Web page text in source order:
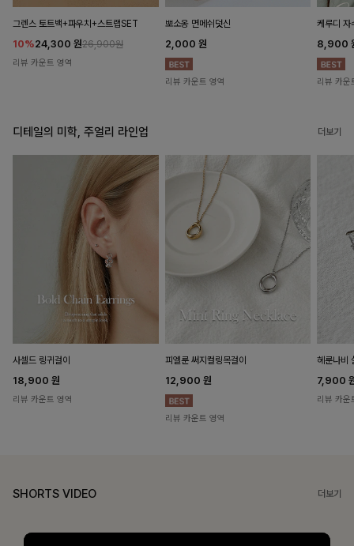
그렌스 토트백+파우치+스트랩SET
10%24,300 원26,900원
리뷰 카운트 영역
뽀소옹 면메쉬덧신
2,000 원
리뷰 카운트 영역
케루디 자
8,900
리뷰 카운
디테일의 미학, 주얼리 라인업 더보기
사셀드 링귀걸이
18,900 원
리뷰 카운트 영역
피엘룬 써지컬링목걸이
12,900 원
리뷰 카운트 영역
헤룬나비
7,900
리뷰 카운
SHORTS VIDEO 더보기